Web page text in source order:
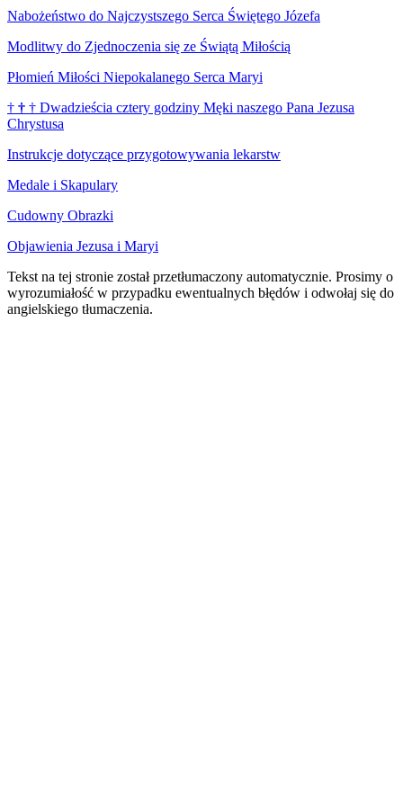
Nabożeństwo do Najczystszego Serca Świętego Józefa
Modlitwy do Zjednoczenia się ze Świątą Miłością
Płomień Miłości Niepokalanego Serca Maryi
† † † Dwadzieścia cztery godziny Męki naszego Pana Jezusa
Chrystusa
Instrukcje dotyczące przygotowywania lekarstw
Medale i Skapulary
Cudowny Obrazki
Objawienia Jezusa i Maryi
Tekst na tej stronie został przetłumaczony automatycznie. Prosimy o
wyrozumiałość w przypadku ewentualnych błędów i odwołaj się do
angielskiego tłumaczenia.